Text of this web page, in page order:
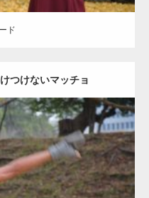
ド
つけないマッチョ
AKIHITO(細マッチョ) 背中